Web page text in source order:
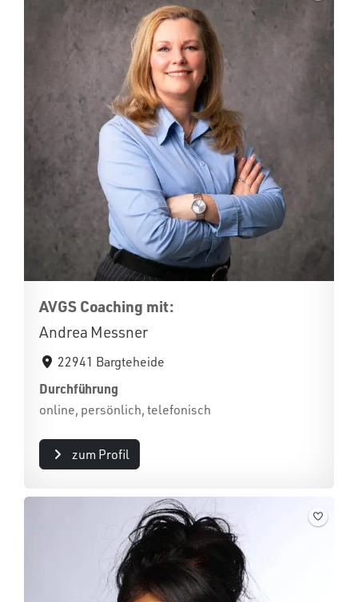
AVGS Coaching mit:
Andrea Messner
22941 Bargteheide
Durchführung
online, persönlich, telefonisch
zum Profil